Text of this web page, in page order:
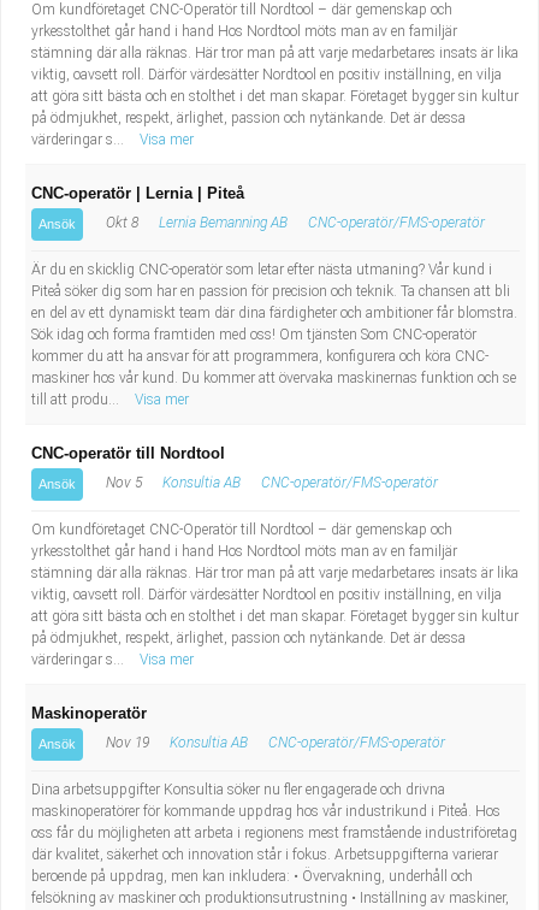
Om kundföretaget CNC-Operatör till Nordtool – där gemenskap och
yrkesstolthet går hand i hand Hos Nordtool möts man av en familjär
stämning där alla räknas. Här tror man på att varje medarbetares insats är lika
viktig, oavsett roll. Därför värdesätter Nordtool en positiv inställning, en vilja
att göra sitt bästa och en stolthet i det man skapar. Företaget bygger sin kultur
på ödmjukhet, respekt, ärlighet, passion och nytänkande. Det är dessa
värderingar s...
Visa mer
CNC-operatör | Lernia | Piteå
Ansök Okt 8 Lernia Bemanning AB CNC-operatör/FMS-operatör
Är du en skicklig CNC-operatör som letar efter nästa utmaning? Vår kund i
Piteå söker dig som har en passion för precision och teknik. Ta chansen att bli
en del av ett dynamiskt team där dina färdigheter och ambitioner får blomstra.
Sök idag och forma framtiden med oss! Om tjänsten Som CNC-operatör
kommer du att ha ansvar för att programmera, konfigurera och köra CNC-
maskiner hos vår kund. Du kommer att övervaka maskinernas funktion och se
till att produ...
Visa mer
CNC-operatör till Nordtool
Ansök Nov 5 Konsultia AB CNC-operatör/FMS-operatör
Om kundföretaget CNC-Operatör till Nordtool – där gemenskap och
yrkesstolthet går hand i hand Hos Nordtool möts man av en familjär
stämning där alla räknas. Här tror man på att varje medarbetares insats är lika
viktig, oavsett roll. Därför värdesätter Nordtool en positiv inställning, en vilja
att göra sitt bästa och en stolthet i det man skapar. Företaget bygger sin kultur
på ödmjukhet, respekt, ärlighet, passion och nytänkande. Det är dessa
värderingar s...
Visa mer
Maskinoperatör
Ansök Nov 19 Konsultia AB CNC-operatör/FMS-operatör
Dina arbetsuppgifter Konsultia söker nu fler engagerade och drivna
maskinoperatörer för kommande uppdrag hos vår industrikund i Piteå. Hos
oss får du möjligheten att arbeta i regionens mest framstående industriföretag
där kvalitet, säkerhet och innovation står i fokus. Arbetsuppgifterna varierar
beroende på uppdrag, men kan inkludera: • Övervakning, underhåll och
felsökning av maskiner och produktionsutrustning • Inställning av maskiner,